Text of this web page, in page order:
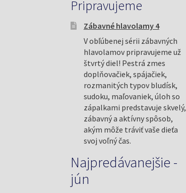
Pripravujeme
Zábavné hlavolamy 4
V obľúbenej sérii zábavných
hlavolamov pripravujeme už
štvrtý diel! Pestrá zmes
doplňovačiek, spájačiek,
rozmanitých typov bludísk,
sudoku, maľovaniek, úloh so
zápalkami predstavuje skvelý,
zábavný a aktívny spôsob,
akým môže tráviť vaše dieťa
svoj voľný čas.
Najpredávanejšie -
jún